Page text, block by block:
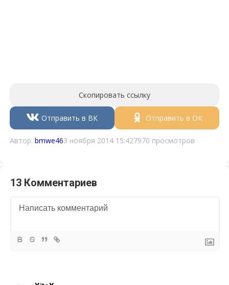
Скопировать ссылку
Отправить в ВК Отправить в ОК
Автор:bmwe463 ноября 2014 15:427970 просмотров
13 Комментариев